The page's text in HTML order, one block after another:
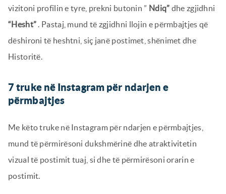
vizitoni profilin e tyre, prekni butonin ” Ndiq” dhe zgjidhni
“Hesht”. Pastaj, mund të zgjidhni llojin e përmbajtjes që
dëshironi të heshtni, siç janë postimet, shënimet dhe
Historitë.
7 truke në Instagram për ndarjen e
përmbajtjes
Me këto truke në Instagram për ndarjen e përmbajtjes,
mund të përmirësoni dukshmërinë dhe atraktivitetin
vizual të postimit tuaj, si dhe të përmirësoni orarin e
postimit.